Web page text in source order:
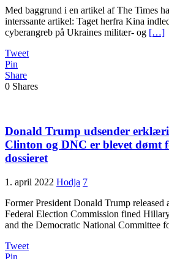
Med baggrund i en artikel af The Times
interssante artikel: Taget herfra Kina
cyberangreb på Ukraines militær- og […]
Tweet
Pin
Share
0 Shares
Donald Trump udsender
Clinton og DNC er blevet dømt
dossieret
1. april 2022 Hodja 7
Former President Donald Trump released
Federal Election Commission fined
and the Democratic National Committee
Tweet
Pin